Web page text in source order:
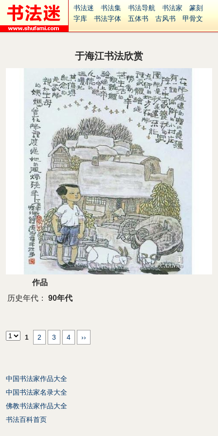
书法迷 书法集 书法导航 书法家
篆刻
字库
书法字体 五体书 古风书
甲骨文
集字
字形 大字 篆刻之家
古籍
中医 象棋 游戏
起名
识字 英语 印章 签名
字体下载
免费字体 中文字体
英文字体
Ai矢量
P图宝 南无阿弥陀佛
意见反馈
安全网站
繁體版
于海江书法欣赏
作品
历史年代：
90年代
1 2 3 4 ››
中国书法家作品大全
中国书法家名录大全
佛教书法家作品大全
书法百科首页